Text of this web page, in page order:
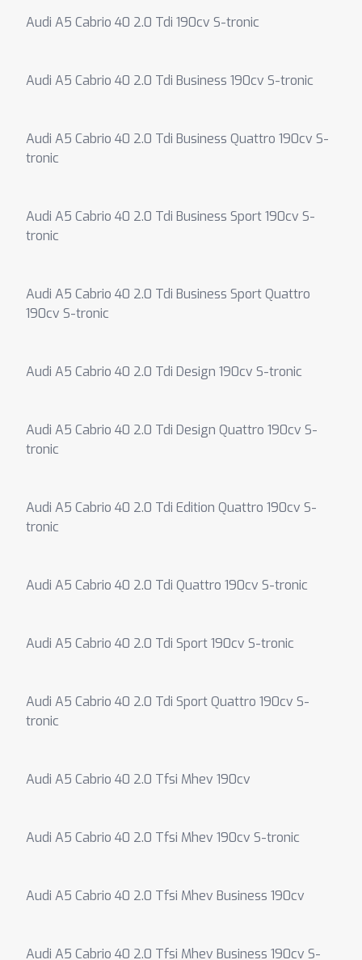
Audi A5 Cabrio 40 2.0 Tdi 190cv S-tronic
Audi A5 Cabrio 40 2.0 Tdi Business 190cv S-tronic
Audi A5 Cabrio 40 2.0 Tdi Business Quattro 190cv S-
tronic
Audi A5 Cabrio 40 2.0 Tdi Business Sport 190cv S-
tronic
Audi A5 Cabrio 40 2.0 Tdi Business Sport Quattro
190cv S-tronic
Audi A5 Cabrio 40 2.0 Tdi Design 190cv S-tronic
Audi A5 Cabrio 40 2.0 Tdi Design Quattro 190cv S-
tronic
Audi A5 Cabrio 40 2.0 Tdi Edition Quattro 190cv S-
tronic
Audi A5 Cabrio 40 2.0 Tdi Quattro 190cv S-tronic
Audi A5 Cabrio 40 2.0 Tdi Sport 190cv S-tronic
Audi A5 Cabrio 40 2.0 Tdi Sport Quattro 190cv S-
tronic
Audi A5 Cabrio 40 2.0 Tfsi Mhev 190cv
Audi A5 Cabrio 40 2.0 Tfsi Mhev 190cv S-tronic
Audi A5 Cabrio 40 2.0 Tfsi Mhev Business 190cv
Audi A5 Cabrio 40 2.0 Tfsi Mhev Business 190cv S-